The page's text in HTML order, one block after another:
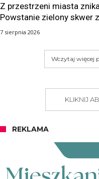
Z przestrzeni miasta
Powstanie zielony skwer
7 sierpnia 2026
Wczytaj więcej
KLIKNIJ
REKLAMA